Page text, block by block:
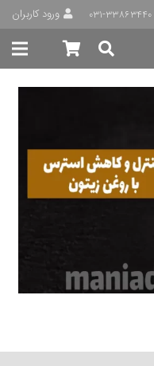
۰۳۱-۳۳۸۶۳۴۴۰ ورود کاربران